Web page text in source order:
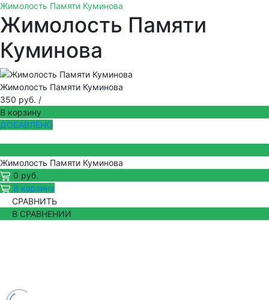
Жимолость Памяти Куминова
Жимолость Памяти
Куминова
Жимолость Памяти Куминова
350 руб. /
В корзину
ДОБАВЛЕНО
Жимолость Памяти Куминова
0 руб.
В корзину
СРАВНИТЬ
В СРАВНЕНИИ